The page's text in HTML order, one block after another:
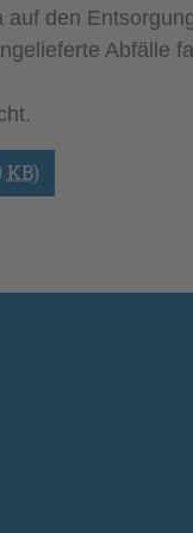
den
Abfälle
KB)